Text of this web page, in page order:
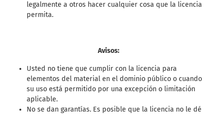
legalmente a otros hacer cualquier cosa que la licencia
permita.
Avisos:
Usted no tiene que cumplir con la licencia para
elementos del material en el dominio público o cuando
su uso está permitido por una excepción o limitación
aplicable.
No se dan garantías. Es posible que la licencia no le dé